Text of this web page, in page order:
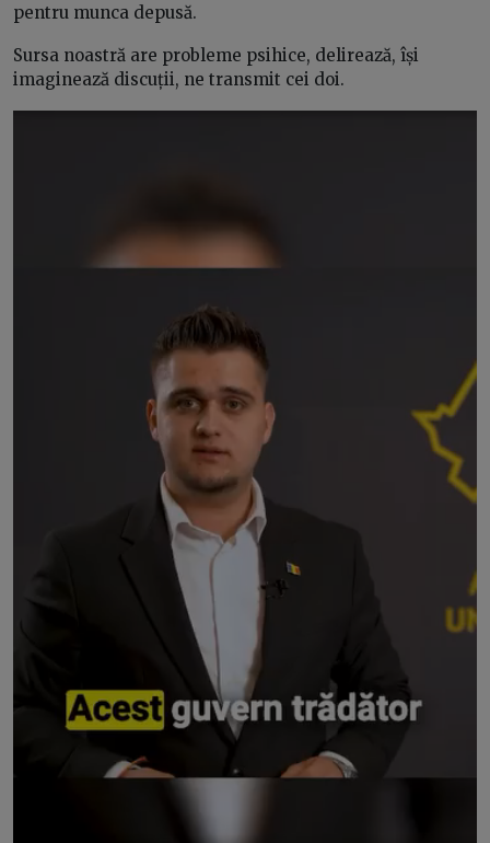
pentru munca depusă.
Sursa noastră are probleme psihice, delirează, își
imaginează discuții, ne transmit cei doi.